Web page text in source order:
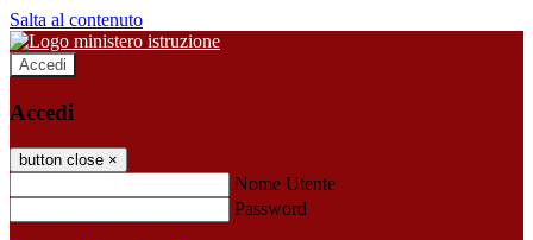
Salta al contenuto
Accedi
Accedi
button close ×
Nome Utente
Password